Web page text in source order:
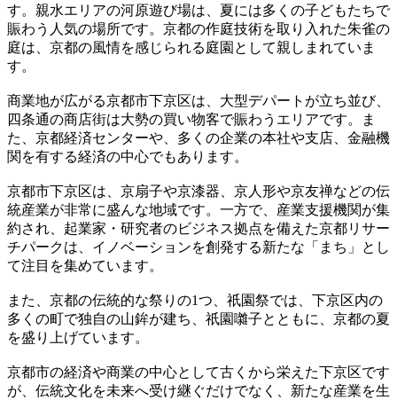
す。親水エリアの河原遊び場は、夏には多くの子どもたちで
賑わう人気の場所です。京都の作庭技術を取り入れた朱雀の
庭は、京都の風情を感じられる庭園として親しまれていま
す。
商業地が広がる京都市下京区は、大型デパートが立ち並び、
四条通の商店街は大勢の買い物客で賑わうエリアです。ま
た、京都経済センターや、多くの企業の本社や支店、金融機
関を有する経済の中心でもあります。
京都市下京区は、京扇子や京漆器、京人形や京友禅などの伝
統産業が非常に盛んな地域です。一方で、産業支援機関が集
約され、起業家・研究者のビジネス拠点を備えた京都リサー
チパークは、イノベーションを創発する新たな「まち」とし
て注目を集めています。
また、京都の伝統的な祭りの1つ、祇園祭では、下京区内の
多くの町で独自の山鉾が建ち、祇園囃子とともに、京都の夏
を盛り上げています。
京都市の経済や商業の中心として古くから栄えた下京区です
が、伝統文化を未来へ受け継ぐだけでなく、新たな産業を生